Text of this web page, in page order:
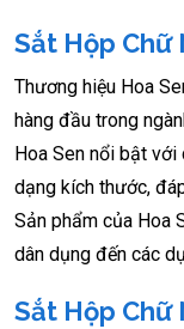
Sắt Hộp Chữ
Thương hiệu Hoa
hàng đầu trong
Hoa Sen nổi bật
dạng kích thước,
Sản phẩm của Hoa
dân dụng đến các
Sắt Hộp Chữ